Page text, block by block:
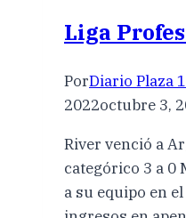
Liga
PorDiario Plaza
2022octubre 3,
River venció a
categórico 3 a 0
a su equipo en